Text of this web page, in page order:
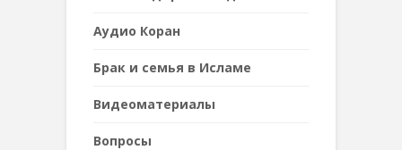
Аудио Коран
Брак и семья в Исламе
Видеоматериалы
Вопросы